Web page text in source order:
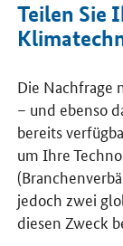
Teilen Sie
Die Nachfrage
– und ebenso
bereits
um Ihre
jedoch zwei
diesen Zweck